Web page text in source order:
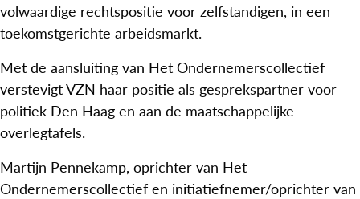
volwaardige rechtspositie voor zelfstandigen, in een
toekomstgerichte arbeidsmarkt.
Met de aansluiting van Het Ondernemerscollectief
verstevigt VZN haar positie als gesprekspartner voor
politiek Den Haag en aan de maatschappelijke
overlegtafels.
Martijn Pennekamp, oprichter van Het
Ondernemerscollectief en initiatiefnemer/oprichter van